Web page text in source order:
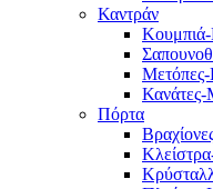
Καντράν
Πόρτα